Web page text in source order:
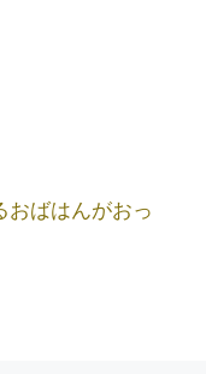
おばはんがおっ